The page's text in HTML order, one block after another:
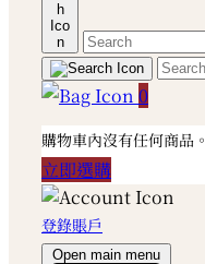
0
購物車內沒有任何商品。
立即選購
登錄賬戶
Open main menu